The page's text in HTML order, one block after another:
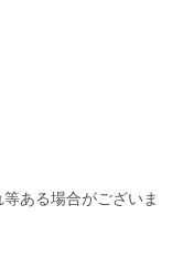
ある場合がございま